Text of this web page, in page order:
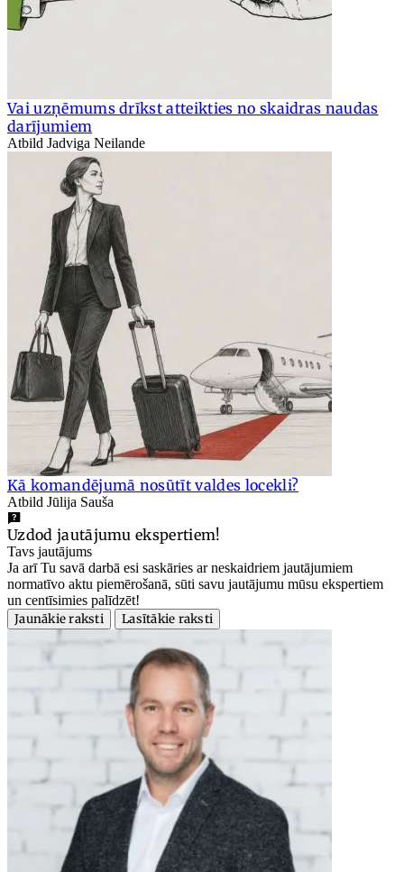
Vai uzņēmums drīkst atteikties no skaidras naudas
darījumiem
Atbild Jadviga Neilande
Kā komandējumā nosūtīt valdes locekli?
Atbild Jūlija Sauša
Uzdod jautājumu ekspertiem!
Tavs jautājums
Ja arī Tu savā darbā esi saskāries ar neskaidriem jautājumiem
normatīvo aktu piemērošanā, sūti savu jautājumu mūsu ekspertiem
un centīsimies palīdzēt!
Jaunākie raksti
Lasītākie raksti